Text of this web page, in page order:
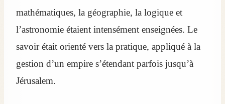
mathématiques, la géographie, la logique et
l’astronomie étaient intensément enseignées. Le
savoir était orienté vers la pratique, appliqué à la
gestion d’un empire s’étendant parfois jusqu’à
Jérusalem.